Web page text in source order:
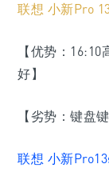
联想 小新Pro
【优势：
好】
【劣势：键盘
联想 小新